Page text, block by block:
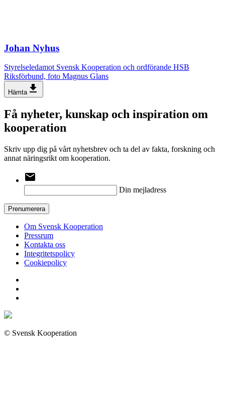
Johan Nyhus
Styrelseledamot Svensk Kooperation och ordförande HSB
Riksförbund, foto Magnus Glans
Hämta file_download
Få nyheter, kunskap och inspiration om
kooperation
Skriv upp dig på vårt nyhetsbrev och ta del av fakta, forskning och
annat näringsrikt om kooperation.
email
Din mejladress
Prenumerera
Om Svensk Kooperation
Pressrum
Kontakta oss
Integritetspolicy
Cookiepolicy
© Svensk Kooperation